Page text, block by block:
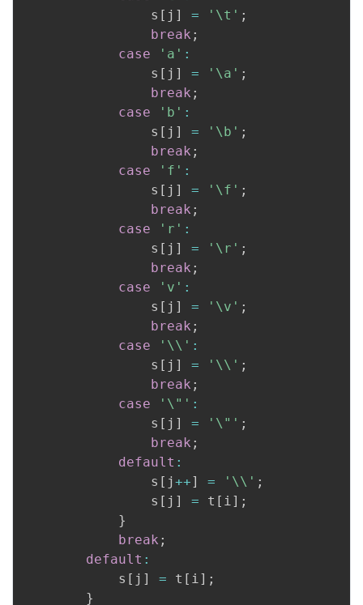
                s
[ j ] = '\t' ;
break ;
case
'a' :
                s
[ j ] = '\a' ;
break ;
case
'b' :
                s
[ j ] = '\b' ;
break ;
case
'f' :
                s
[ j ] = '\f' ;
break ;
case
'r' :
                s
[ j ] = '\r' ;
break ;
case
'v' :
                s
[ j ] = '\v' ;
break ;
case
'\\' :
                s
[ j ] = '\\' ;
break ;
case
'\"' :
                s
[ j ] = '\"' ;
break ;
default :
                s
[ j ++] = '\\' ;
                s
[ j ] = t [ i] ;
}
break ;
default :
            s
[ j ] = t [ i] ;
}